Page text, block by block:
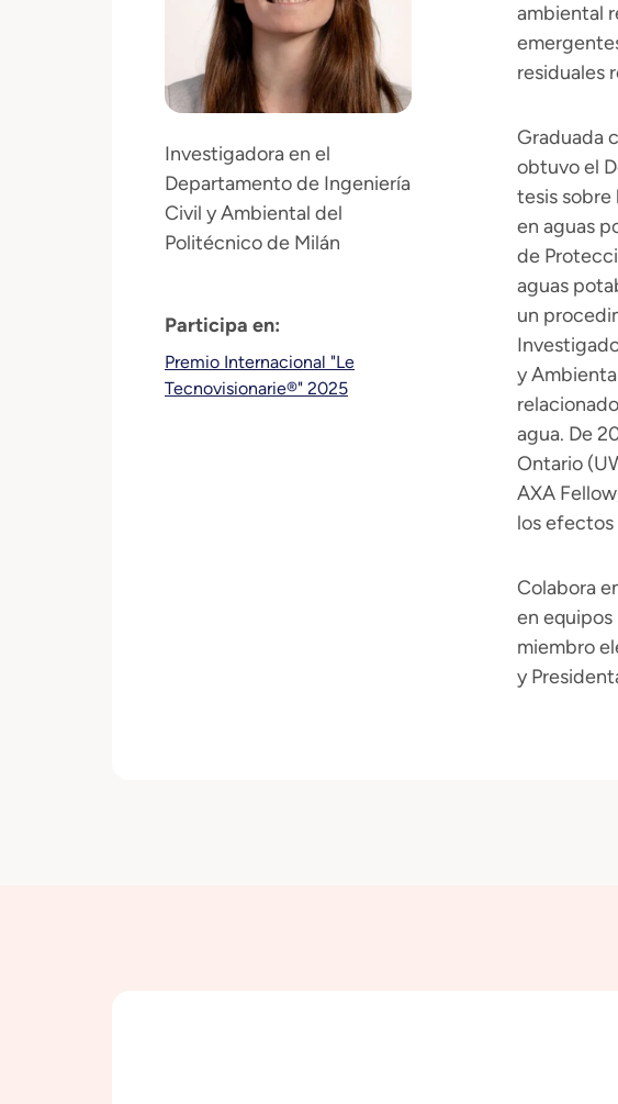
Investigadora en el
Departamento de Ingeniería
Civil y Ambiental del
Politécnico de Milán
Participa en:
Premio Internacional "Le
Tecnovisionarie®" 2025
ambiental
residuales
Graduada
obtuvo el
tesis sobre
en aguas
de
aguas
un
y
agua. De
Ontario
AXA
los
Colabora
en
miembro
y